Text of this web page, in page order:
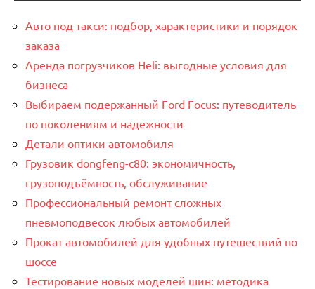
Авто под такси: подбор, характеристики и порядок
заказа
Аренда погрузчиков Heli: выгодные условия для
бизнеса
Выбираем подержанный Ford Focus: путеводитель
по поколениям и надежности
Детали оптики автомобиля
Грузовик dongfeng-c80: экономичность,
грузоподъёмность, обслуживание
Профессиональный ремонт сложных
пневмоподвесок любых автомобилей
Прокат автомобилей для удобных путешествий по
шоссе
Тестирование новых моделей шин: методика